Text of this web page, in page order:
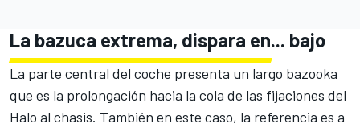
La bazuca extrema, dispara en... bajo
La parte central del coche presenta un largo bazooka
que es la prolongación hacia la cola de las fijaciones del
Halo al chasis. También en este caso, la referencia es a